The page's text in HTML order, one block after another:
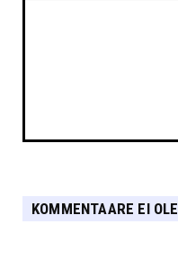
KOMMENTAARE EI OLE